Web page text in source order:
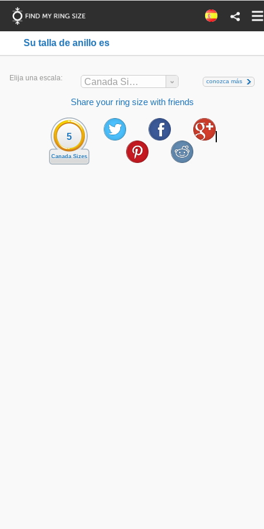
Su talla de anillo es
Elija una escala: Canada Sizes conozca más
Share your ring size with friends
5
Canada Sizes